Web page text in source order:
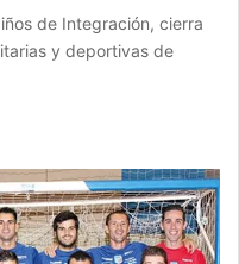
de Integración, cierra
y deportivas de